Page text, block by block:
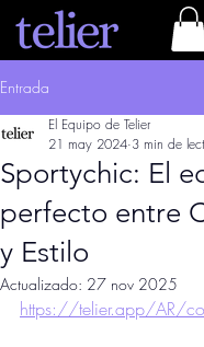
Entrada
Sportychic: El
perfecto entre
y Estilo
El Equipo de Telier
21 may 2024 3 min de
Actualizado: 27 nov 2025
https://telier.app/AR/